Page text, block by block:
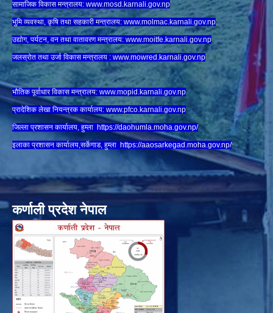
सामाजिक विकास मन्त्रालय: www.mosd.karnali.gov.np
भुमि व्यवस्था, कृषि तथा सहकारी मन्त्रालय: www.molmac.karnali.gov.np
उद्योग, पर्यटन, वन तथा वातावरण मन्त्रालय: www.moitfe.karnali.gov.np
जलस्रोत तथा उर्जा विकास मन्त्रालय : www.mowred.karnali.gov.np
भौतिक पूर्वाधार विकास मन्त्रालय: www.mopid.karnali.gov.np
प्रादेशिक लेखा नियन्त्रक कार्यालय: www.pfco.karnali.gov.np
जिल्ला प्रशासन कार्यालय, हुम्ला https://daohumla.moha.gov.np/
इलाका प्रशासन कार्यालय,सर्केगाड, हुम्ला https://aaosarkegad.moha.gov.np/
कर्णाली प्रदेश नेपाल